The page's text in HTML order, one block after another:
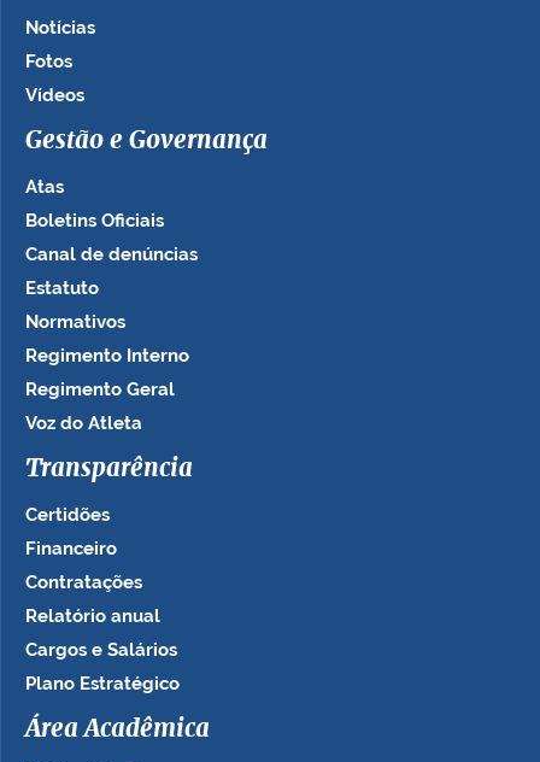
Notícias
Fotos
Vídeos
Gestão e Governança
Atas
Boletins Oficiais
Canal de denúncias
Estatuto
Normativos
Regimento Interno
Regimento Geral
Voz do Atleta
Transparência
Certidões
Financeiro
Contratações
Relatório anual
Cargos e Salários
Plano Estratégico
Área Acadêmica